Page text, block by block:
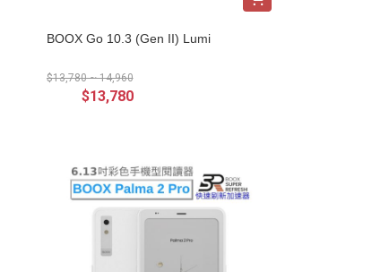
BOOX Go 10.3 (Gen II) Lumi
$13,780 ~ 14,960
$13,780